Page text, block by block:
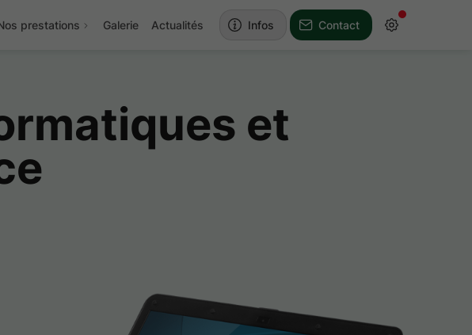
prestations Galerie Actualités Infos Contact
et